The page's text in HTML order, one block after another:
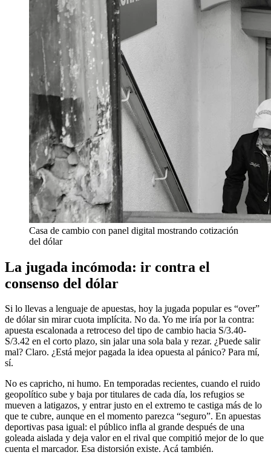
Casa de cambio con panel digital mostrando cotización
del dólar
La jugada incómoda: ir contra el
consenso del dólar
Si lo llevas a lenguaje de apuestas, hoy la jugada popular es “over”
de dólar sin mirar cuota implícita. No da. Yo me iría por la contra:
apuesta escalonada a retroceso del tipo de cambio hacia S/3.40-
S/3.42 en el corto plazo, sin jalar una sola bala y rezar. ¿Puede salir
mal? Claro. ¿Está mejor pagada la idea opuesta al pánico? Para mí,
sí.
No es capricho, ni humo. En temporadas recientes, cuando el ruido
geopolítico sube y baja por titulares de cada día, los refugios se
mueven a latigazos, y entrar justo en el extremo te castiga más de lo
que te cubre, aunque en el momento parezca “seguro”. En apuestas
deportivas pasa igual: el público infla al grande después de una
goleada aislada y deja valor en el rival que compitió mejor de lo que
cuenta el marcador. Esa distorsión existe. Acá también.